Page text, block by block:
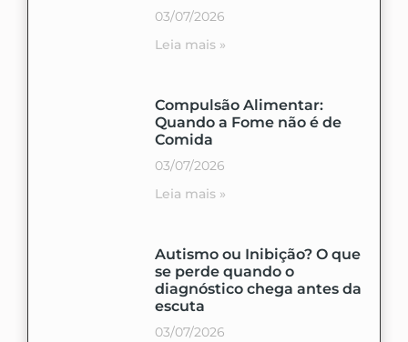
03/07/2026
Leia mais »
Compulsão Alimentar:
Quando a Fome não é de
Comida
03/07/2026
Leia mais »
Autismo ou Inibição? O que
se perde quando o
diagnóstico chega antes da
escuta
03/07/2026